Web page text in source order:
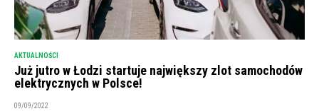
AKTUALNOŚCI
Już jutro w Łodzi startuje największy zlot samochodów
elektrycznych w Polsce!
09/09/2022